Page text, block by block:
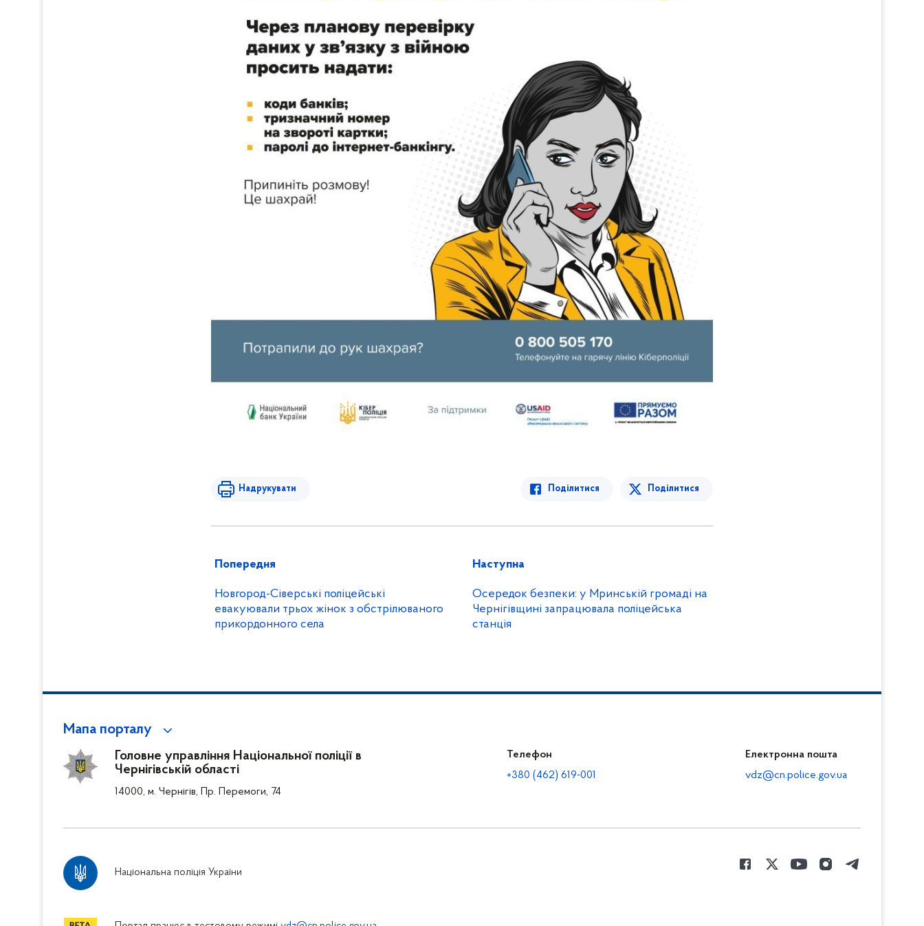
Надрукувати Поділитися Поділитися
Попередня
Новгород-Сіверські поліцейські
евакуювали трьох жінок з обстрілюваного
прикордонного села
Наступна
Осередок безпеки: у Мринській громаді на
Чернігівщині запрацювала поліцейська
станція
Мапа порталу
Головне управління Національної поліції в
Чернігівській області
14000, м. Чернігів, Пр. Перемоги, 74
Телефон
+380 (462) 619-001
Електронна пошта
vdz@cn.police.gov.ua
Національна поліція України